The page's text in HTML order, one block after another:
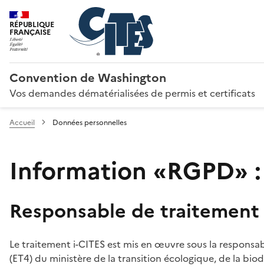
RÉPUBLIQUE
FRANÇAISE
Convention de Washington
Vos demandes dématérialisées de permis et certificats
Accueil Données personnelles
Information «RGPD»
Responsable de traitement
Le traitement i-CITES est mis en œuvre sous la
(ET4) du ministère de la transition écologique, de la